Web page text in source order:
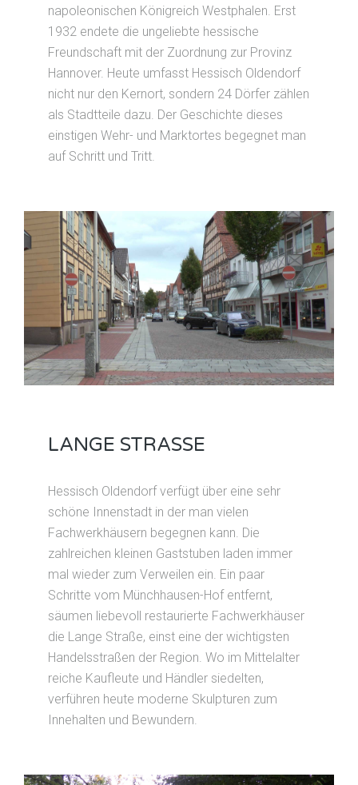
napoleonischen Königreich Westphalen. Erst
1932 endete die ungeliebte hessische
Freundschaft mit der Zuordnung zur Provinz
Hannover. Heute umfasst Hessisch Oldendorf
nicht nur den Kernort, sondern 24 Dörfer zählen
als Stadtteile dazu. Der Geschichte dieses
einstigen Wehr- und Marktortes begegnet man
auf Schritt und Tritt.
LANGE STRASSE
Hessisch Oldendorf verfügt über eine sehr
schöne Innenstadt in der man vielen
Fachwerkhäusern begegnen kann. Die
zahlreichen kleinen Gaststuben laden immer
mal wieder zum Verweilen ein. Ein paar
Schritte vom Münchhausen-Hof entfernt,
säumen liebevoll restaurierte Fachwerkhäuser
die Lange Straße, einst eine der wichtigsten
Handelsstraßen der Region. Wo im Mittelalter
reiche Kaufleute und Händler siedelten,
verführen heute moderne Skulpturen zum
Innehalten und Bewundern.